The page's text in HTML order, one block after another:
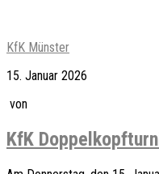
KfK Münster
15. Januar 2026
von
KfK